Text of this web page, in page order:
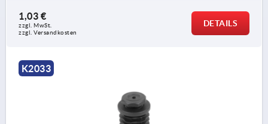
1,03 €
zzgl. MwSt.
zzgl. Versandkosten
DETAILS
K2033